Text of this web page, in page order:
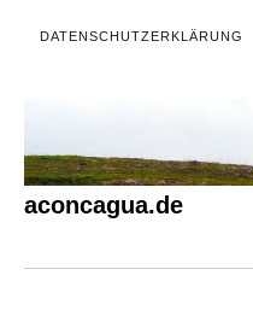
DATENSCHUTZERKLÄRUNG
aconcagua.de